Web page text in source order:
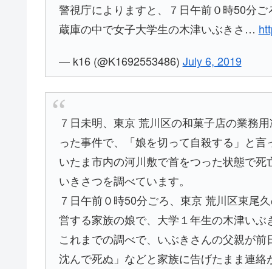
警視庁によりますと、７日午前０時50分
蔵庫の中で女子大学生の木津いぶきさ…
— k16 (@K1692553486) July 6, 2019
７日未明、東京 荒川区の和菓子店の業務
った事件で、「娘を切って自殺する」と
いたま市内の河川敷で首をつった状態で
いきさつを調べています。
７日午前０時50分ごろ、東京 荒川区東尾
営する家族の娘で、大学１年生の木津い
これまでの調べで、いぶきさんの父親が
沈んで死ぬ」などと家族に告げたまま連